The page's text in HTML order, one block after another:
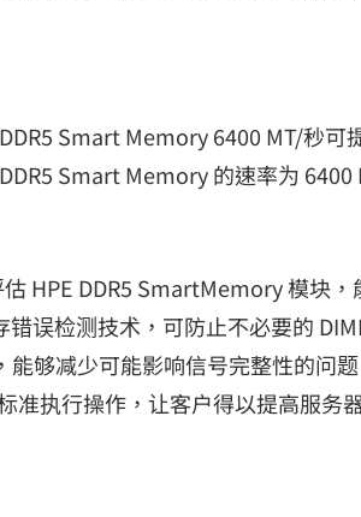
Smart Memory 6400 MT/秒可
Smart Memory 的速率为 6400
HPE DDR5 SmartMemory 模块
误检测技术，可防止不必要的
能够减少可能影响信号完整性的问
准执行操作，让客户得以提高服务